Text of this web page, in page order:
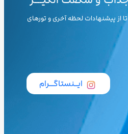
تا از پیشنهادات لحظه آخری و تورهای
ایــنستاگـــرام